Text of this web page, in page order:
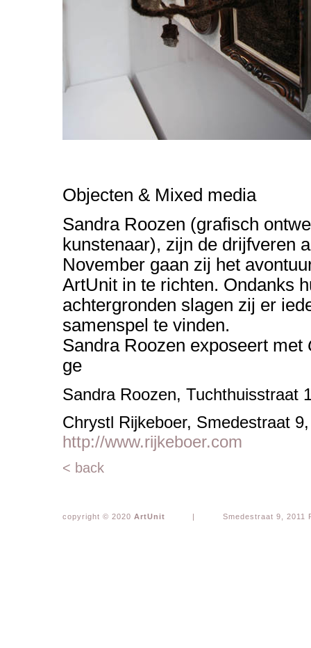
Objecten & Mixed media
Sandra Roozen (grafisch
kunstenaar), zijn de drijfveren
November gaan zij het
ArtUnit in te richten. Ondanks
achtergronden slagen zij er
samenspel te vinden.
Sandra Roozen exposeert met
ge
Sandra Roozen, Tuchthuisstraat
Chrystl Rijkeboer, Smedestraat
http://www.rijkeboer.com
< back
copyright © 2020 ArtUnit | Smedestraat 9, 2011